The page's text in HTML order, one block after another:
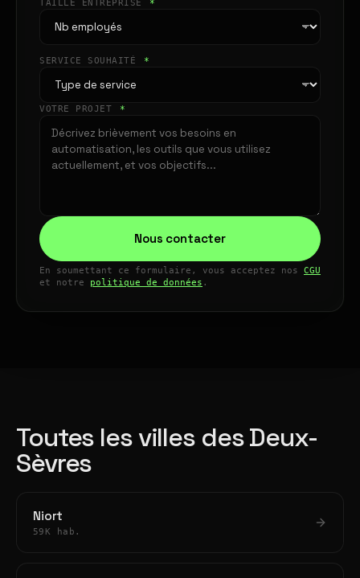
TAILLE ENTREPRISE *
SERVICE SOUHAITÉ *
VOTRE PROJET *
Nous contacter
En soumettant ce formulaire, vous acceptez nos CGU
et notre politique de données .
Toutes les villes des Deux-
Sèvres
Niort
59K hab.